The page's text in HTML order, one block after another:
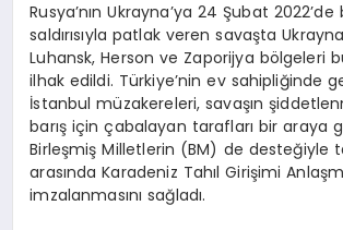
Rusya’nın Ukrayna’ya 24 Şubat
saldırısıyla patlak veren savaşta
Luhansk, Herson ve Zaporijya bölgeleri
ilhak edildi. Türkiye’nin ev sahipliğinde
İstanbul müzakereleri, savaşın
barış için çabalayan tarafları bir araya
Birleşmiş Milletlerin (BM) de desteğiyle
arasında Karadeniz Tahıl Girişimi
imzalanmasını sağladı.